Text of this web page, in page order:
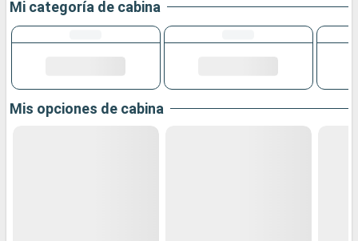
Mi categoría de cabina
Mis opciones de cabina